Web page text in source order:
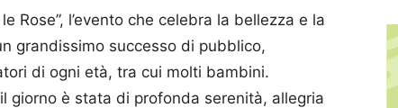
Rose”, l’evento che celebra la bellezza e la
grandissimo successo di pubblico,
di ogni età, tra cui molti bambini.
giorno è stata di profonda serenità, allegria